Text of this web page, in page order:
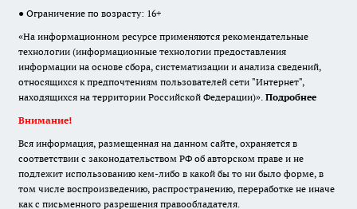
● Ограничение по возрасту: 16+
«На информационном ресурсе применяются рекомендательные
технологии (информационные технологии предоставления
информации на основе сбора, систематизации и анализа сведений,
относящихся к предпочтениям пользователей сети "Интернет",
находящихся на территории Российской Федерации)». Подробнее
Внимание!
Вся информация, размещенная на данном сайте, охраняется в
соответствии с законодательством РФ об авторском праве и не
подлежит использованию кем-либо в какой бы то ни было форме, в
том числе воспроизведению, распространению, переработке не иначе
как с письменного разрешения правообладателя.